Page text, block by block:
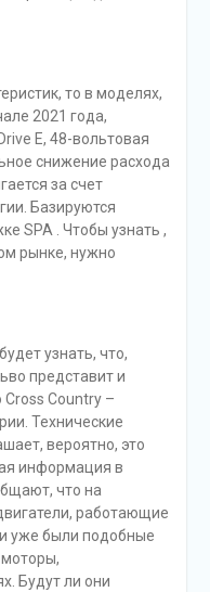
то в моделях,
2021 года,
E, 48-вольтовая
снижение расхода
за счет
Базируются
SPA . Чтобы узнать ,
рынке, нужно
узнать, что,
представит и
Country –
Технические
вероятно, это
информация в
что на
работающие
уже были подобные
Будут ли они